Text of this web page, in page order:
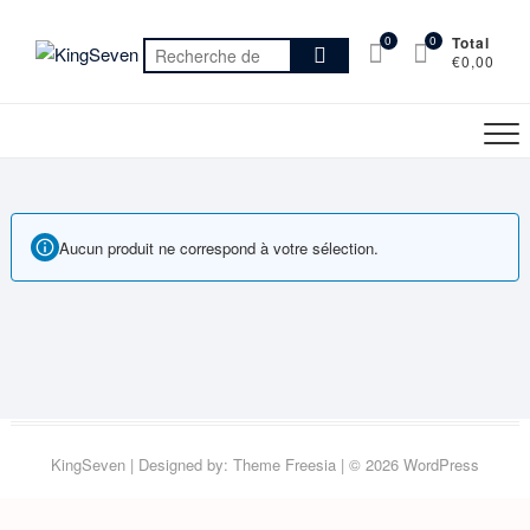
Recherche
pour :
0 Total
€0,00
0
Aucun produit ne correspond à votre sélection.
KingSeven| Designed by: Theme Freesia| © 2026 WordPress